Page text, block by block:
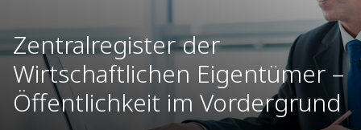
Zentralregister der
Wirtschaftlichen Eigentümer –
Öffentlichkeit im Vordergrund